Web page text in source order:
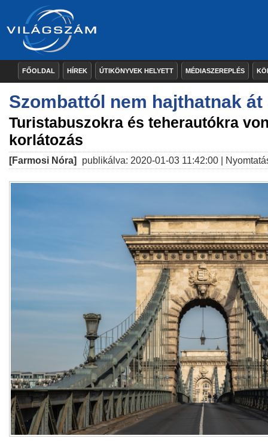
FŐOLDAL HÍREK ÚTIKÖNYVEK HELYETT MÉDIASZEREPLÉS
Szombattól nem hajthatnak
Turistabuszokra és teherautókra
korlátozás
[Farmosi Nóra] publikálva: 2020-01-03 11:42:00 |